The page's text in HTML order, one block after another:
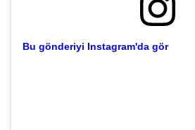
Bu gönderiyi Instagram'da gör